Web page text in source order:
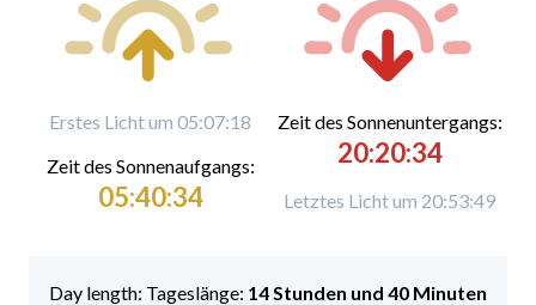
Erstes Licht um 05:07:18
Zeit des Sonnenaufgangs:
05:40:34
Zeit des Sonnenuntergangs:
20:20:34
Letztes Licht um 20:53:49
Tageslänge: 14 Stunden und 40 Minuten